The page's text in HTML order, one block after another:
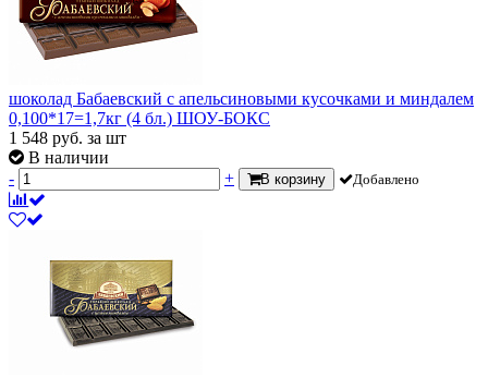
шоколад Бабаевский с апельсиновыми кусочками и миндалем
0,100*17=1,7кг (4 бл.) ШОУ-БОКС
1 548 руб. за шт
В наличии
-
+ В корзину Добавлено